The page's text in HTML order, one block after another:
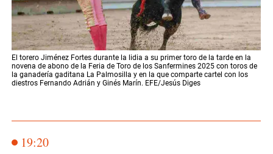
El torero Jiménez Fortes durante la lidia a su primer toro de la tarde en la
novena de abono de la Feria de Toro de los Sanfermines 2025 con toros de
la ganadería gaditana La Palmosilla y en la que comparte cartel con los
diestros Fernando Adrián y Ginés Marín. EFE/Jesús Diges
19:20